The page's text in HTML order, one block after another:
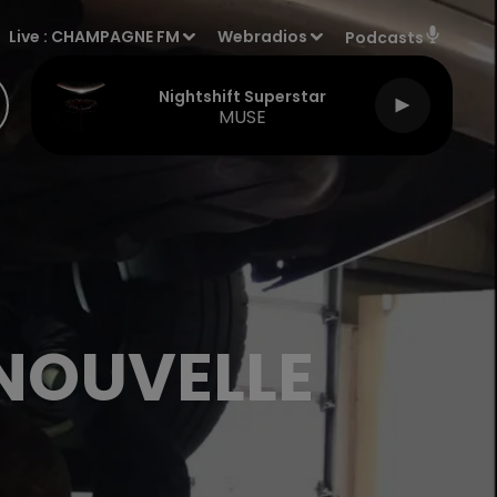
Live : CHAMPAGNE FM Webradios Podcasts
Nightshift Superstar
MUSE